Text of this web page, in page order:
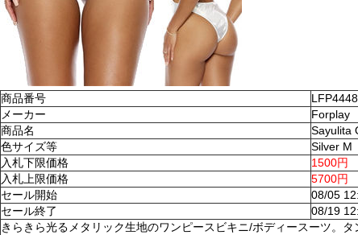
商品番号
メーカー
Forplay
商品名
Sayulita
色サイズ等
Silver M
入札下限価格
1500円
入札上限価格
5700円
セール開始
08/05
セール終了
08/19
きらきら光るメタリック生地のワンピースビキニ/ボディースーツ。